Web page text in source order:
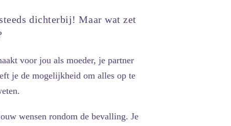
dichterbij! Maar wat zet
voor jou als moeder, je partner
je de mogelijkheid om alles op te
wensen rondom de bevalling. Je